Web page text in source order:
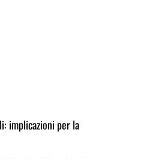
implicazioni per la